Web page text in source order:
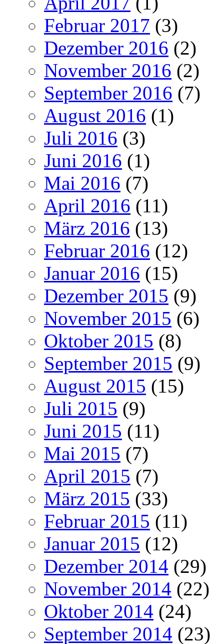
Februar 2017 (3)
Dezember 2016 (2)
November 2016 (2)
September 2016 (7)
August 2016 (1)
Juli 2016 (3)
Juni 2016 (1)
Mai 2016 (7)
April 2016 (11)
März 2016 (13)
Februar 2016 (12)
Januar 2016 (15)
Dezember 2015 (9)
November 2015 (6)
Oktober 2015 (8)
September 2015 (9)
August 2015 (15)
Juli 2015 (9)
Juni 2015 (11)
Mai 2015 (7)
April 2015 (7)
März 2015 (33)
Februar 2015 (11)
Januar 2015 (12)
Dezember 2014 (29)
November 2014 (22)
Oktober 2014 (24)
September 2014 (23)